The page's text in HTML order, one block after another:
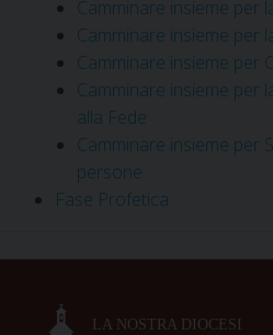
Camminare insieme per
Camminare insieme per
Camminare insieme per
Camminare insieme per
alla Fede
Camminare insieme per
persone
Fase Profetica
LA NOSTRA DIOCESI